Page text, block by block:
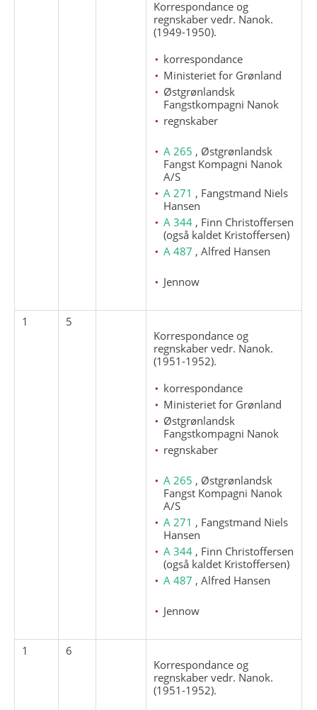
Korrespondance og
regnskaber vedr. Nanok.
(1949-1950).
korrespondance
Ministeriet for Grønland
Østgrønlandsk
Fangstkompagni Nanok
regnskaber
A 265 , Østgrønlandsk
Fangst Kompagni Nanok
A/S
A 271 , Fangstmand Niels
Hansen
A 344 , Finn Christoffersen
(også kaldet Kristoffersen)
A 487 , Alfred Hansen
Jennow
1
5
Korrespondance og
regnskaber vedr. Nanok.
(1951-1952).
korrespondance
Ministeriet for Grønland
Østgrønlandsk
Fangstkompagni Nanok
regnskaber
A 265 , Østgrønlandsk
Fangst Kompagni Nanok
A/S
A 271 , Fangstmand Niels
Hansen
A 344 , Finn Christoffersen
(også kaldet Kristoffersen)
A 487 , Alfred Hansen
Jennow
1
6
Korrespondance og
regnskaber vedr. Nanok.
(1951-1952).